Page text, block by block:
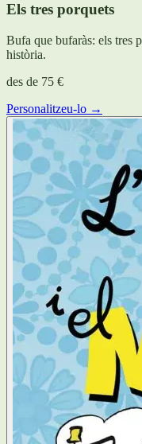
Els tres porquets
Bufa que bufaràs: els tres
història.
des de 75 €
Personalitzeu-lo →